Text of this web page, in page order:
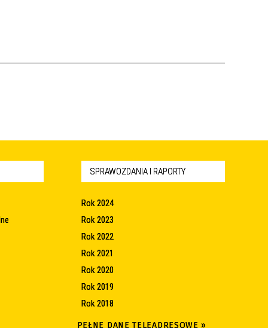
SPRAWOZDANIA I RAPORTY
Rok 2024
Rok 2023
Rok 2022
Rok 2021
Rok 2020
Rok 2019
Rok 2018
PEŁNE DANE TELEADRESOWE »